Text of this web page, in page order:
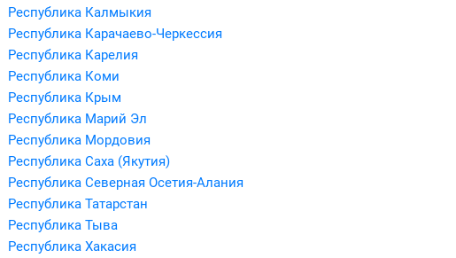
Республика Калмыкия
Республика Карачаево-Черкессия
Республика Карелия
Республика Коми
Республика Крым
Республика Марий Эл
Республика Мордовия
Республика Саха (Якутия)
Республика Северная Осетия-Алания
Республика Татарстан
Республика Тыва
Республика Хакасия